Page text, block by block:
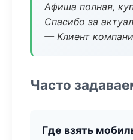
Афиша полная,
Спасибо за
— Клиент
Часто
Где взять